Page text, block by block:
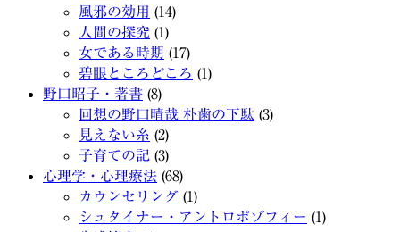
風邪の効用 (14)
人間の探究 (1)
女である時期 (17)
碧眼ところどころ (1)
野口昭子・著書 (8)
回想の野口晴哉 朴歯の下駄 (3)
見えない糸 (2)
子育ての記 (3)
心理学・心理療法 (68)
カウンセリング (1)
シュタイナー・アントロポゾフィー (1)